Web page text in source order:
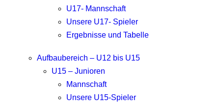
U17- Mannschaft
Unsere U17- Spieler
Ergebnisse und Tabelle
Aufbaubereich – U12 bis U15
U15 – Junioren
Mannschaft
Unsere U15-Spieler